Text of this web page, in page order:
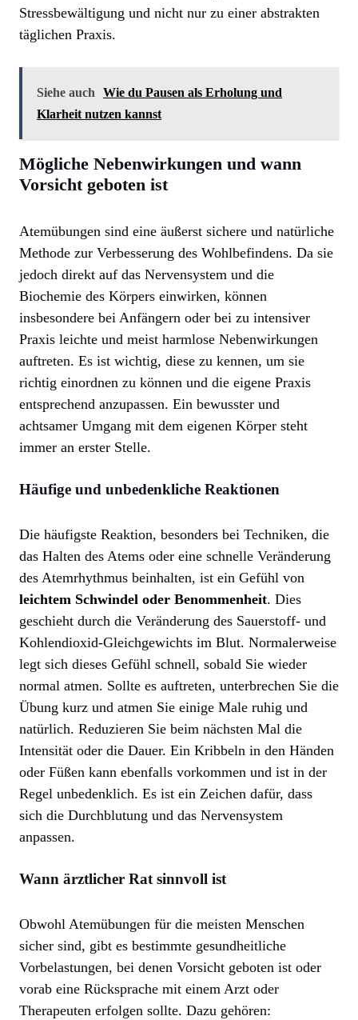
Stressbewältigung und nicht nur zu einer abstrakten
täglichen Praxis.
Siehe auch Wie du Pausen als Erholung und
Klarheit nutzen kannst
Mögliche Nebenwirkungen und wann
Vorsicht geboten ist
Atemübungen sind eine äußerst sichere und natürliche
Methode zur Verbesserung des Wohlbefindens. Da sie
jedoch direkt auf das Nervensystem und die
Biochemie des Körpers einwirken, können
insbesondere bei Anfängern oder bei zu intensiver
Praxis leichte und meist harmlose Nebenwirkungen
auftreten. Es ist wichtig, diese zu kennen, um sie
richtig einordnen zu können und die eigene Praxis
entsprechend anzupassen. Ein bewusster und
achtsamer Umgang mit dem eigenen Körper steht
immer an erster Stelle.
Häufige und unbedenkliche Reaktionen
Die häufigste Reaktion, besonders bei Techniken, die
das Halten des Atems oder eine schnelle Veränderung
des Atemrhythmus beinhalten, ist ein Gefühl von
leichtem Schwindel oder Benommenheit. Dies
geschieht durch die Veränderung des Sauerstoff- und
Kohlendioxid-Gleichgewichts im Blut. Normalerweise
legt sich dieses Gefühl schnell, sobald Sie wieder
normal atmen. Sollte es auftreten, unterbrechen Sie die
Übung kurz und atmen Sie einige Male ruhig und
natürlich. Reduzieren Sie beim nächsten Mal die
Intensität oder die Dauer. Ein Kribbeln in den Händen
oder Füßen kann ebenfalls vorkommen und ist in der
Regel unbedenklich. Es ist ein Zeichen dafür, dass
sich die Durchblutung und das Nervensystem
anpassen.
Wann ärztlicher Rat sinnvoll ist
Obwohl Atemübungen für die meisten Menschen
sicher sind, gibt es bestimmte gesundheitliche
Vorbelastungen, bei denen Vorsicht geboten ist oder
vorab eine Rücksprache mit einem Arzt oder
Therapeuten erfolgen sollte. Dazu gehören: